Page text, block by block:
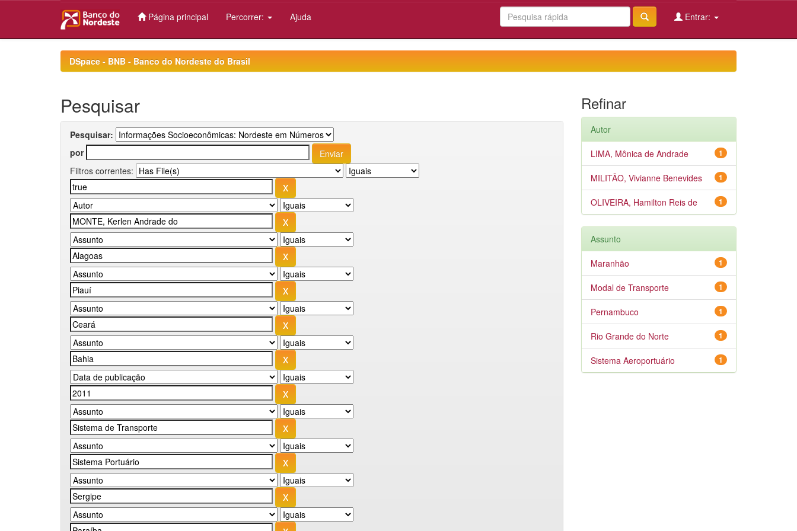
Página principal Percorrer: Ajuda Entrar:
DSpace - BNB - Banco do Nordeste do Brasil
Pesquisar
Pesquisar:
por
Filtros correntes:
Refinar
Autor
1
LIMA, Mônica de Andrade
1
MILITÃO, Vivianne Benevides
1
OLIVEIRA, Hamilton Reis de
Assunto
1
Maranhão
1
Modal de Transporte
1
Pernambuco
1
Rio Grande do Norte
1
Sistema Aeroportuário